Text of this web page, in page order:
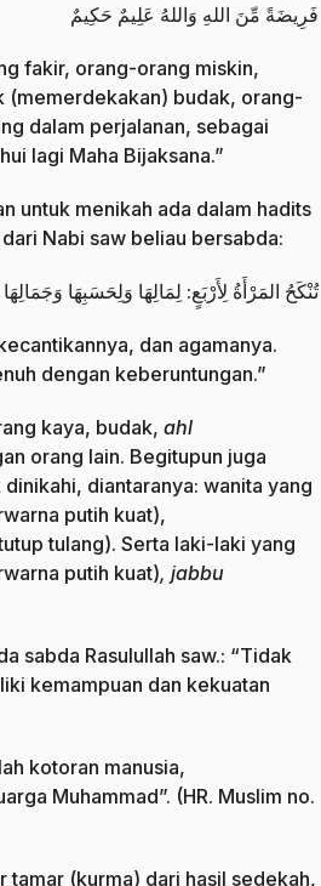
فَرِيضَةً مِّنَ اللهِ وَاللهُ عَلِيمٌ حَكِيمٌ
fakir, orang-orang miskin,
(memerdekakan) budak, orang-
dalam perjalanan, sebagai
lagi Maha Bijaksana.”
untuk menikah ada dalam hadits
Nabi saw beliau bersabda:
تُنْكَحُ المَرْأَةُ لِأَرْبَعٍ: لِمَالِهَا وَلِحَسَبِهَا
dan agamanya.
dengan keberuntungan.”
kaya, budak, ahl
orang lain. Begitupun juga
diantaranya: wanita yang
putih kuat),
tulang). Serta laki-laki yang
putih kuat), jabbu
sabda Rasulullah saw.: “Tidak
kemampuan dan kekuatan
kotoran manusia,
Muhammad”. (HR. Muslim no.
tamar (kurma) dari hasil sedekah,